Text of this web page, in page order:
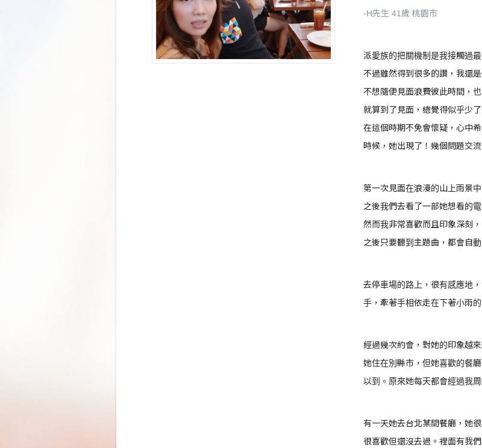
-H先生 41歲 桃園市
派愛族的把關機制是我接觸過最
不過雖然得到很多的讚，我還
不想隨便見面浪費彼此時間，
就算到了見面，總覺得似乎少
在這個時期不免會懷疑，心中
時候，她出現了！幾個問題交
第一次見面在浪漫的山上雨景
之後我們去看了一部她想看的
然而我非常喜歡而且印象深刻，
之後只要聽到主題曲，都會自
去停車場的路上，很有感應地
手，牽著手相依走在下著小雨
經過幾次約會，對她的印象越
她住在別縣市，但她喜歡的餐
以到。原來她每天都會經過我
有一天她去台北某間餐廳，她
很喜歡但還沒去過。裡面有我